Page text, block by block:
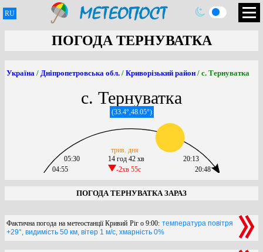
RU
ПОГОДА ТЕРНУВАТКА
Україна / Дніпропетровська обл. / Криворізький район / с. Тернуватка
с. Тернуватка
(33.4°,48.05°)
04:55
05:30
14 год 42 хв
-2хв 55c
трив. дня
20:48
20:13
ПОГОДА ТЕРНУВАТКА ЗАРАЗ
Фактична погода на метеостанції Кривий Ріг о 9:00: температура повітря
+29°, видимість 50 км, вітер 1 м/с, хмарність 0%